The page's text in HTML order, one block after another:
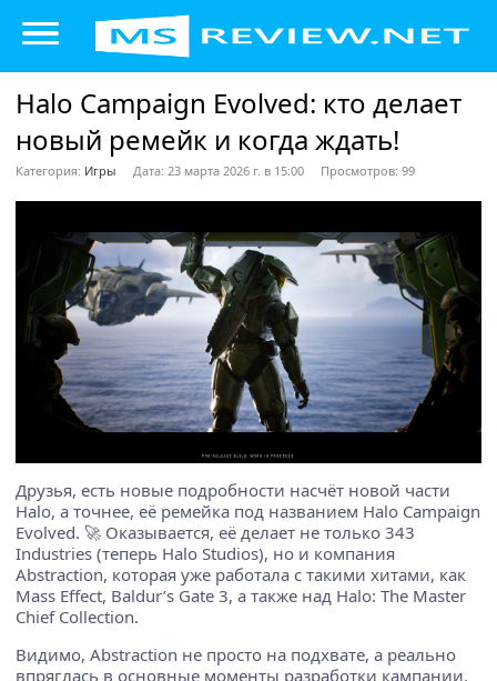
Halo Campaign Evolved: кто делает
новый ремейк и когда ждать!
Категория: Игры Дата: 23 марта 2026 г. в 15:00 Просмотров: 99
Друзья, есть новые подробности насчёт новой части
Halo, а точнее, её ремейка под названием Halo Campaign
Evolved. 🚀 Оказывается, её делает не только 343
Industries (теперь Halo Studios), но и компания
Abstraction, которая уже работала с такими хитами, как
Mass Effect, Baldur’s Gate 3, а также над Halo: The Master
Chief Collection.
Видимо, Abstraction не просто на подхвате, а реально
впряглась в основные моменты разработки кампании.